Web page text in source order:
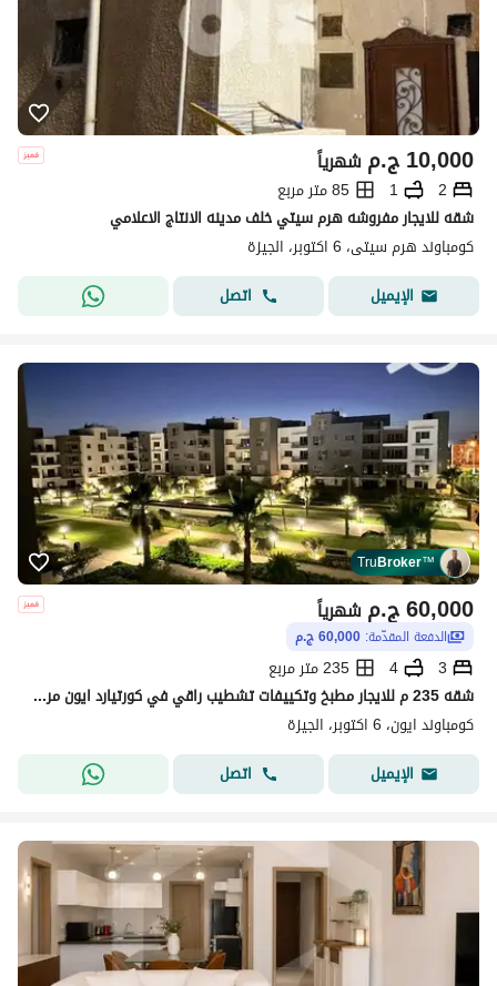
ج.م10,000 شهرياً
2
1
85 متر مربع
شقه للايجار مفروشه هرم سيتي خلف مدينه الانتاج الاعلامي
كومباوند هرم سيتى، 6 اكتوبر، الجيزة
الإيميل
اتصل
TruBroker™
ج.م60,000 شهرياً
الدفعة المقدّمة: 60,000 ج.م
3
4
235 متر مربع
شقه 235 م للايجار مطبخ وتكييفات تشطيب راقي في كورتيارد ايون مراكز مول العرب
كومباوند ايون، 6 اكتوبر، الجيزة
الإيميل
اتصل